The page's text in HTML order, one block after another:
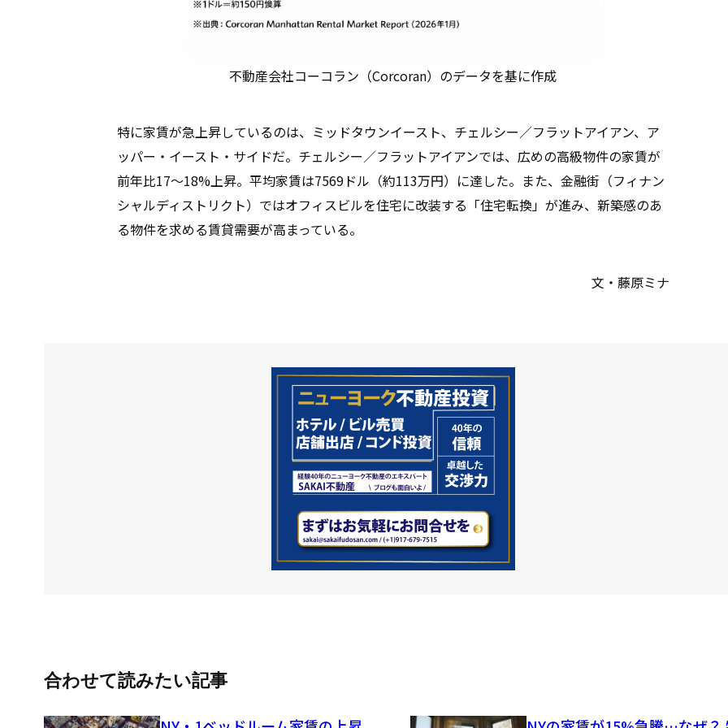
不動産会社コーコラン（Corcoran）のデータを基に作成
特に家賃が急上昇しているのは、ミッドタウンイースト、チェルシー／フラットアイアン、ア
ッパー・イースト・サイドだ。チェルシー／フラットアイアンでは、広めの高級物件の家賃が
前年比17〜18%上昇。平均家賃は7569ドル（約113万円）に達した。また、金融街（フィナン
シャルディストリクト）ではオフィスビルを住宅に改装する「住宅転換」が進み、新築感のあ
る物件を求める賃貸需要が高まっている。
文・藤原ミナ
合わせて読みたい記事